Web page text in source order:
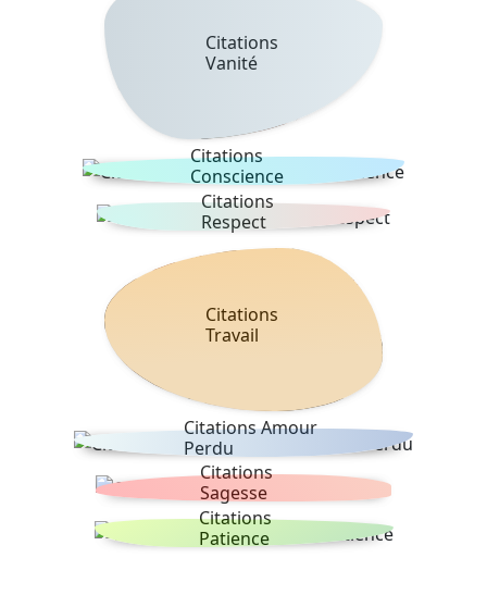
Citations
Vanité
Citations
Conscience
Citations
Respect
Citations
Travail
Citations Amour
Perdu
Citations
Sagesse
Citations
Patience